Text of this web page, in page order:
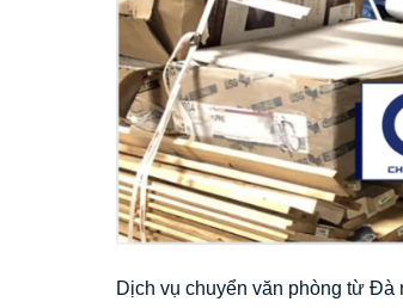
Dịch vụ chuyển văn phòng từ